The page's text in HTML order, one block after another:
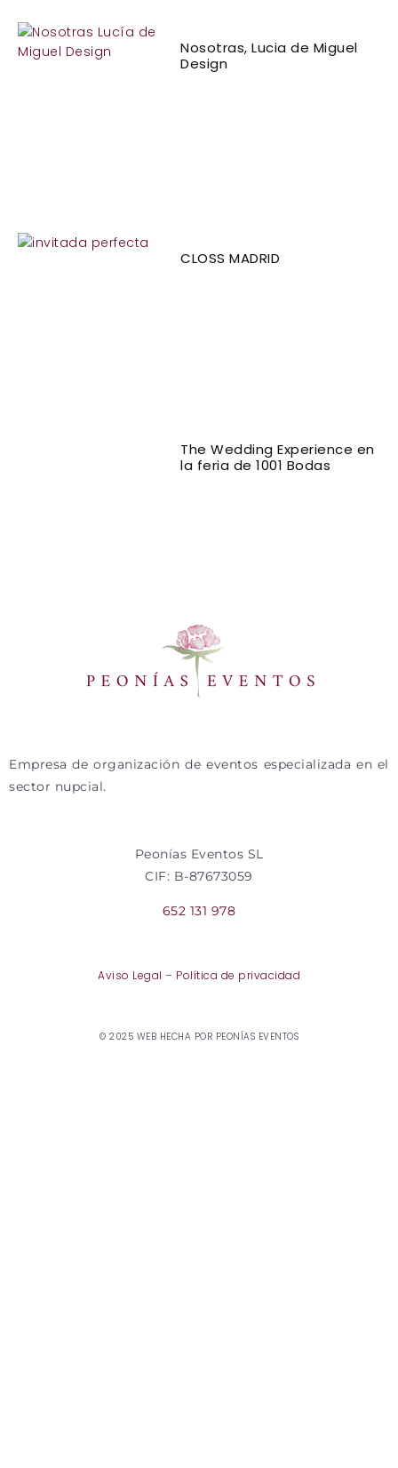
Nosotras, Lucia de Miguel
Design
CLOSS MADRID
The Wedding Experience en
la feria de 1001 Bodas
Empresa de organización de eventos especializada en el
sector nupcial.
Peonías Eventos SL
CIF: B-87673059
652 131 978
Aviso Legal – Política de privacidad
© 2025 WEB HECHA POR PEONÍAS EVENTOS